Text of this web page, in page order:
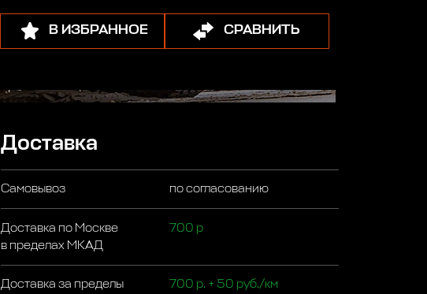
В ИЗБРАННОЕ СРАВНИТЬ
Доставка
Самовывоз по согласованию
Доставка по Москве
в пределах МКАД
700 р
Доставка за пределы
700 р. + 50 руб./км